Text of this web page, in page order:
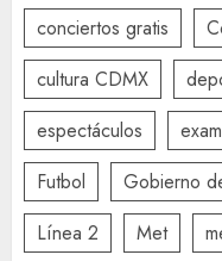
conciertos gratis
cultura CDMX
espectáculos
Futbol
Gobierno
Línea 2
Met